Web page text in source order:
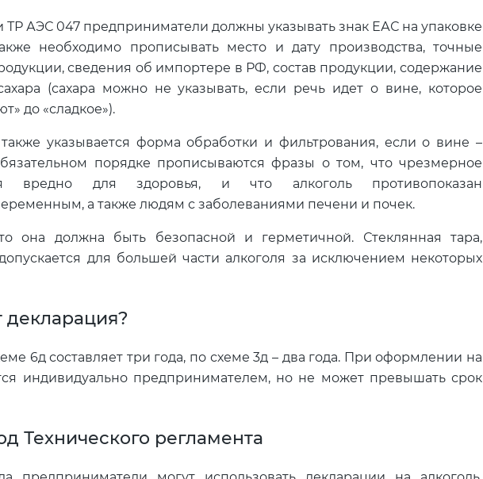
ТР АЭС 047 предприниматели должны указывать знак ЕАС на упаковке
необходимо прописывать место и дату производства, точные
сведения об импортере в РФ, состав продукции, содержание
(сахара можно не указывать, если речь идет о вине, которое
до «сладкое»).
указывается форма обработки и фильтрования, если о вине –
порядке прописываются фразы о том, что чрезмерное
вредно для здоровья, и что алкоголь противопоказан
а также людям с заболеваниями печени и почек.
она должна быть безопасной и герметичной. Стеклянная тара,
для большей части алкоголя за исключением некоторых
декларация?
6д составляет три года, по схеме 3д – два года. При оформлении на
индивидуально предпринимателем, но не может превышать срок
Технического регламента